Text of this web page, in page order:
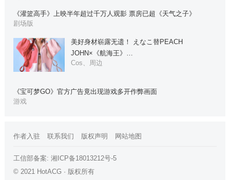
《灌篮高手》上映半年超过千万人观影 票房已超《天气之子》
剧场版
美好身材崭露无遗！ えなこ替PEACH
JOHN×《航海王》…
Cos、周边
《宝可梦GO》官方广告竟出现游戏多开作弊画面
游戏
作者入驻 联系我们 版权声明 网站地图
工信部备案: 湘ICP备18013212号-5
© 2021 HotACG · 版权所有